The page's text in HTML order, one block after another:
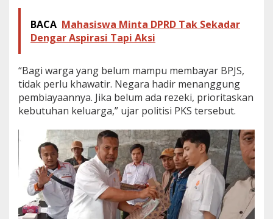
BACA Mahasiswa Minta DPRD Tak Sekadar
Dengar Aspirasi Tapi Aksi
“Bagi warga yang belum mampu membayar BPJS,
tidak perlu khawatir. Negara hadir menanggung
pembiayaannya. Jika belum ada rezeki, prioritaskan
kebutuhan keluarga,” ujar politisi PKS tersebut.